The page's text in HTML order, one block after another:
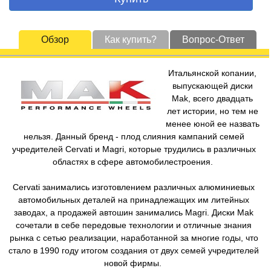
Обзор Как купить? Вопрос-Ответ
Итальянской копании,
выпускающей диски
Mak, всего двадцать
лет истории, но тем не
менее юной ее назвать
нельзя. Данный бренд - плод слияния кампаний семей
учредителей Cervati и Magri, которые трудились в различных
областях в сфере автомобилестроения.
Cervati занимались изготовлением различных алюминиевых
автомобильных деталей на принадлежащих им литейных
заводах, а продажей автошин занимались Magri. Диски Mak
сочетали в себе передовые технологии и отличные знания
рынка с сетью реализации, наработанной за многие годы, что
стало в 1990 году итогом создания от двух семей учредителей
новой фирмы.